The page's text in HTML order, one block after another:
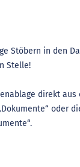
Stöbern in den
Stelle!
direkt
oder